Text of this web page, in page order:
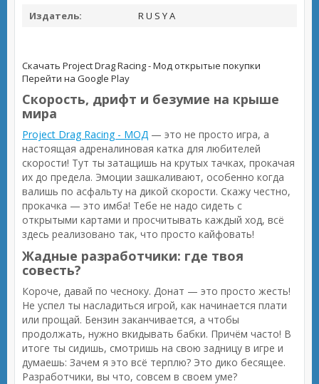
Издатель:
R U S Y A
Скачать Project Drag Racing - Мод открытые покупки
Перейти на Google Play
Скорость, дрифт и безумие на крыше
мира
Project Drag Racing - МОД — это не просто игра, а
настоящая адреналиновая катка для любителей
скорости! Тут ты затащишь на крутых тачках, прокачая
их до предела. Эмоции зашкаливают, особенно когда
валишь по асфальту на дикой скорости. Скажу честно,
прокачка — это имба! Тебе не надо сидеть с
открытыми картами и просчитывать каждый ход, всё
здесь реализовано так, что просто кайфовать!
Жадные разработчики: где твоя
совесть?
Короче, давай по чесноку. Донат — это просто жесть!
Не успел ты насладиться игрой, как начинается плати
или прощай. Бензин заканчивается, а чтобы
продолжать, нужно вкидывать бабки. Причём часто! В
итоге ты сидишь, смотришь на свою задницу в игре и
думаешь: Зачем я это всё терплю? Это дико бесящее.
Разработчики, вы что, совсем в своем уме?